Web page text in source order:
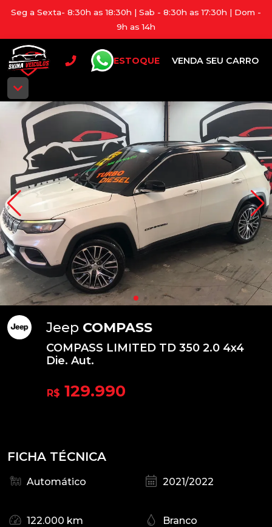
Seg a Sexta- 8:30h as 18:30h | Sab - 8:30h as 17:30h | Dom -
9h as 14h
ESTOQUE VENDA SEU CARRO
Jeep COMPASS
COMPASS LIMITED TD 350 2.0 4x4
Die. Aut.
R$ 129.990
FICHA TÉCNICA
Automático 2021/2022
122.000 km Branco